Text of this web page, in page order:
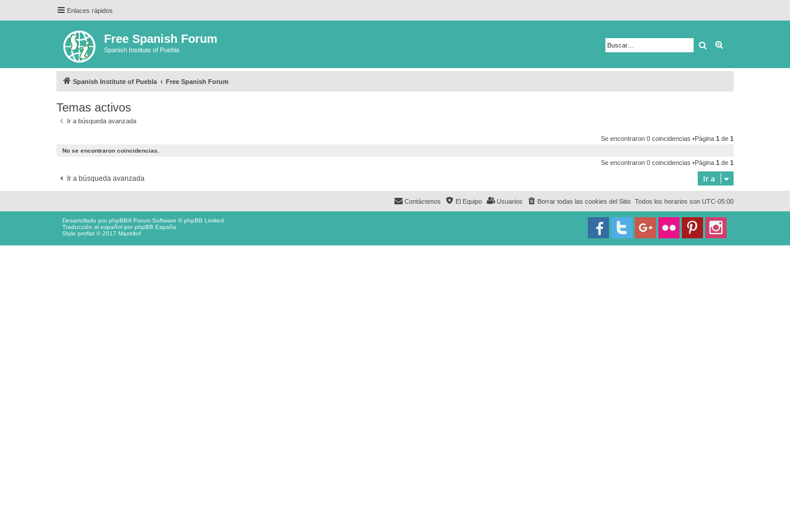
Enlaces rápidos
Free Spanish Forum
Spanish Institute of Puebla Buscar
Spanish Institute of Puebla Free Spanish Forum
Temas activos
Ir a búsqueda avanzada
Se encontraron 0 coincidencias •Página 1 de 1
No se encontraron coincidencias.
Se encontraron 0 coincidencias •Página 1 de 1
Ir a búsqueda avanzada Ir a
Todos los horarios son UTC-05:00
Borrar todas las cookies del Sitio
Usuarios
El Equipo
Contáctenos
Desarrollado porphpBB® Forum Software © phpBB Limited
Traducción al español porphpBB España
Style proflat © 2017 Mazeltof